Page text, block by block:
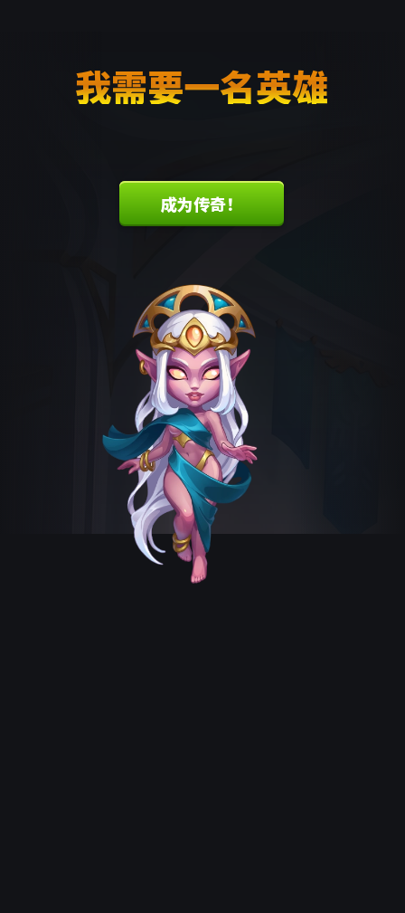
我需要一名英雄
成为传奇！